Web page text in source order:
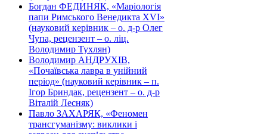
Богдан ФЕДИНЯК, «Маріологія
папи Римського Венедикта XVI»
(науковий керівник – о. д-р Олег
Чупа, рецензент – о. ліц.
Володимир Тухлян)
Володимир АНДРУХІВ,
«Почаївська лавра в унійний
період» (науковий керівник – п.
Ігор Бриндак, рецензент – о. д-р
Віталій Лесняк)
Павло ЗАХАРЯК, «Феномен
трансгуманізму: виклики і